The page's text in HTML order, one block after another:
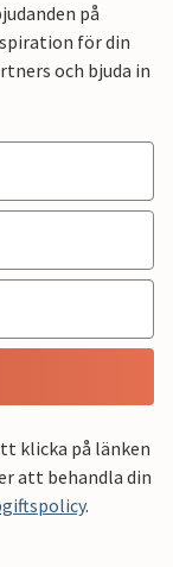
på
för din
och bjuda in
klicka på länken
att behandla din
.